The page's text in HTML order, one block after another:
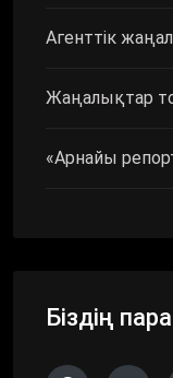
Агенттік
Жаңалықтар
«Арнайы
Біздің